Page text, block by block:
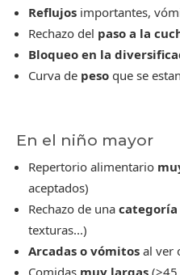
Reflujos importantes,
Rechazo del paso a la
Bloqueo en la
Curva de peso que se
En el niño mayor
Repertorio alimentario
aceptados)
Rechazo de una
texturas...)
Arcadas o vómitos al ver
Comidas muy largas